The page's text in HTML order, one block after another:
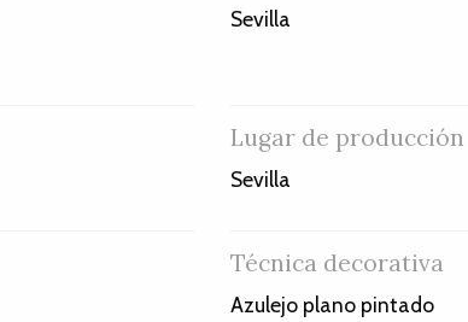
Sevilla
Lugar de producción
Sevilla
Técnica decorativa
Azulejo plano pintado